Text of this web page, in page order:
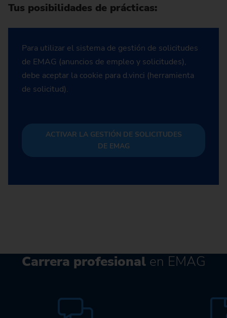
Tus posibilidades de prácticas:
Para utilizar el sistema de gestión de solicitudes
de EMAG (anuncios de empleo y solicitudes),
debe aceptar la cookie para d.vinci (herramienta
de solicitud).
ACTIVAR LA GESTIÓN DE SOLICITUDES
DE EMAG
Carrera profesional en EMAG